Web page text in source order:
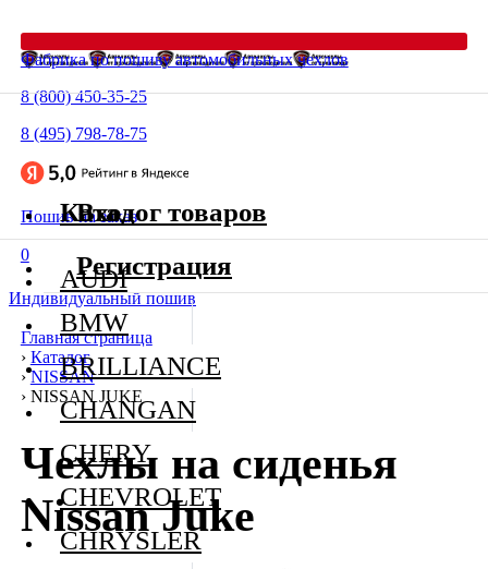
Фабрика по пошиву автомобильных чехлов
8 (800) 450-35-25
8 (495) 798-78-75
Пошив на заказ
0
Индивидуальный пошив
Главная страница
› Каталог
› NISSAN
› NISSAN JUKE
Чехлы на сиденья
Nissan Juke
Каталог товаров
AUDI
BMW
BRILLIANCE
CHANGAN
CHERY
CHEVROLET
CHRYSLER
Вход
Регистрация